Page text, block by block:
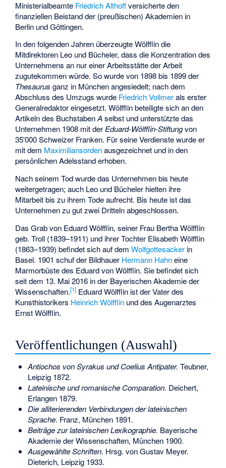
Ministerialbeamte Friedrich Althoffversicherte den
finanziellen Beistand der (preußischen) Akademien in
Berlin und Göttingen.
In den folgenden Jahren überzeugte Wölfflin die
Mitdirektoren Leo und Bücheler, dass die Konzentration des
Unternehmens an nur einer Arbeitsstätte der Arbeit
zugutekommen würde. So wurde von 1898 bis 1899 der
Thesaurus ganz in München angesiedelt; nach dem
Abschluss des Umzugs wurde Friedrich Vollmerals erster
Generalredaktor eingesetzt. Wölfflin beteiligte sich an den
Artikeln des BuchstabenA selbst und unterstützte das
Unternehmen 1908 mit derEduard-Wölfflin-Stiftungvon
35'000 Schweizer Franken. Für seine Verdienste wurde er
mit dem Maximiliansordenausgezeichnet und in den
persönlichen Adelsstand erhoben.
Nach seinem Tod wurde das Unternehmen bis heute
weitergetragen; auch Leo und Bücheler hielten ihre
Mitarbeit bis zu ihrem Tode aufrecht. Bis heute ist das
Unternehmen zu gut zwei Dritteln abgeschlossen.
Das Grab von Eduard Wölfflin, seiner Frau Bertha Wölfflin
geb. Troll (1839–1911) und ihrer Tochter Elisabeth Wölfflin
(1863–1939) befindet sich auf demWolfgottesacker in
Basel. 1901 schuf der Bildhauer Hermann Hahneine
Marmorbüste des Eduard von Wölfflin. Sie befindet sich
seit dem 13. Mai 2016 in der Bayerischen Akademie der
Wissenschaften.[1] Eduard Wölfflin ist der Vater des
Kunsthistorikers Heinrich Wölfflin und des Augenarztes
Ernst Wölfflin.
Veröffentlichungen (Auswahl)
Antiochos von Syrakus und Coelius Antipater. Teubner,
Leipzig 1872.
Lateinische und romanische Comparation. Deichert,
Erlangen 1879.
Die alliterierenden Verbindungen der lateinischen
Sprache. Franz, München 1891.
Beiträge zur lateinischen Lexikographie. Bayerische
Akademie der Wissenschaften, München 1900.
Ausgewählte Schriften. Hrsg. von Gustav Meyer.
Dieterich, Leipzig 1933.